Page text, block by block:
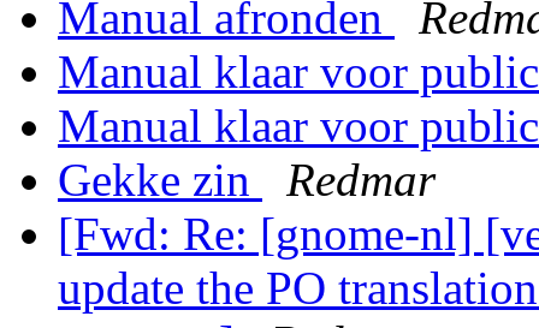
Manual afronden
Manual klaar voor
Manual klaar voor
Gekke zin
Redmar
[Fwd: Re: [gnome-nl]
update the PO